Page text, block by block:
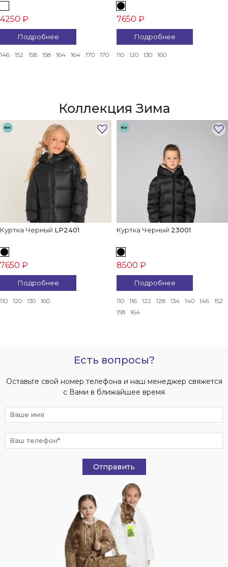
4250 ₽
Подробнее
146 152 158 158 164 164 170 170
7650 ₽
Подробнее
110 120 130 160
Коллекция Зима
NEW
Куртка Черный LP2401
7650 ₽
Подробнее
110 120 130 160
NEW
Куртка Черный 23001
8500 ₽
Подробнее
110 116 122 128 134 140 146
152
158
164
Есть вопросы?
Оставьте свой номер телефона и наш менеджер свяжется
с Вами в ближайшее время
Отправить